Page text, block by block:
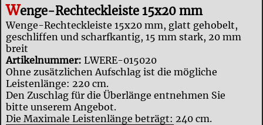
Wenge-Rechteckleiste 15x20 mm
Wenge-Rechteckleiste 15x20 mm, glatt gehobelt,
geschliffen und scharfkantig, 15 mm stark, 20 mm
breit
Artikelnummer: LWERE-015020
Ohne zusätzlichen Aufschlag ist die mögliche
Leistenlänge: 220 cm.
Den Zuschlag für die Überlänge entnehmen Sie
bitte unserem Angebot.
Die Maximale Leistenlänge beträgt: 240 cm.